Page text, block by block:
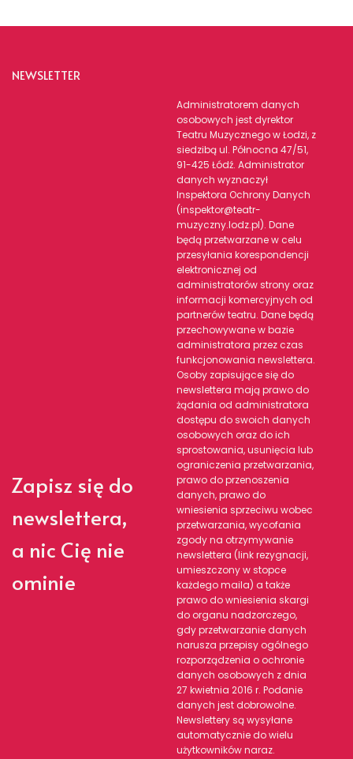
NEWSLETTER
Zapisz się do
newslettera,
a nic Cię nie
ominie
Administratorem danych
osobowych jest dyrektor
Teatru Muzycznego w Łodzi, z
siedzibą ul. Północna 47/51,
91-425 Łódź. Administrator
danych wyznaczył
Inspektora Ochrony Danych
(inspektor@teatr-
muzyczny.lodz.pl). Dane
będą przetwarzane w celu
przesyłania korespondencji
elektronicznej od
administratorów strony oraz
informacji komercyjnych od
partnerów teatru. Dane będą
przechowywane w bazie
administratora przez czas
funkcjonowania newslettera.
Osoby zapisujące się do
newslettera mają prawo do
żądania od administratora
dostępu do swoich danych
osobowych oraz do ich
sprostowania, usunięcia lub
ograniczenia przetwarzania,
prawo do przenoszenia
danych, prawo do
wniesienia sprzeciwu wobec
przetwarzania, wycofania
zgody na otrzymywanie
newslettera (link rezygnacji,
umieszczony w stopce
każdego maila) a także
prawo do wniesienia skargi
do organu nadzorczego,
gdy przetwarzanie danych
narusza przepisy ogólnego
rozporządzenia o ochronie
danych osobowych z dnia
27 kwietnia 2016 r. Podanie
danych jest dobrowolne.
Newslettery są wysyłane
automatycznie do wielu
użytkowników naraz.